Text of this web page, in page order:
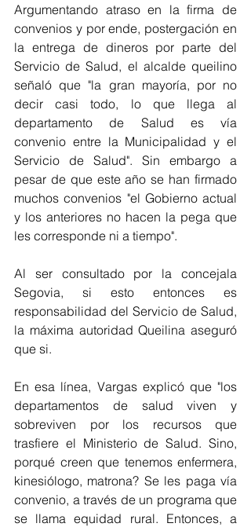
Argumentando atraso en la firma de
convenios y por ende, postergación en
la entrega de dineros por parte del
Servicio de Salud, el alcalde queilino
señaló que "la gran mayoría, por no
decir casi todo, lo que llega al
departamento de Salud es vía
convenio entre la Municipalidad y el
Servicio de Salud". Sin embargo a
pesar de que este año se han firmado
muchos convenios "el Gobierno actual
y los anteriores no hacen la pega que
les corresponde ni a tiempo".
Al ser consultado por la concejala
Segovia, si esto entonces es
responsabilidad del Servicio de Salud,
la máxima autoridad Queilina aseguró
que si.
En esa línea, Vargas explicó que "los
departamentos de salud viven y
sobreviven por los recursos que
trasfiere el Ministerio de Salud. Sino,
porqué creen que tenemos enfermera,
kinesiólogo, matrona? Se les paga vía
convenio, a través de un programa que
se llama equidad rural. Entonces, a